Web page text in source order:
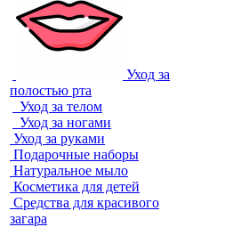
Уход за
полостью рта
Уход за телом
Уход за ногами
Уход за руками
Подарочные наборы
Натуральное мыло
Косметика для детей
Средства для красивого
загара